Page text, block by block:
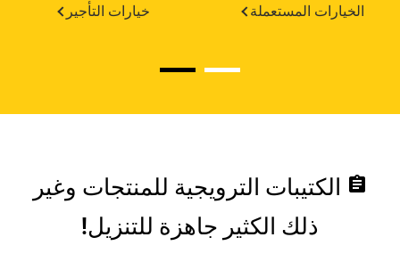
خيارات التأجير الخيارات المستعملة
assignment الكتيبات الترويجية للمنتجات وغير
ذلك الكثير جاهزة للتنزيل!